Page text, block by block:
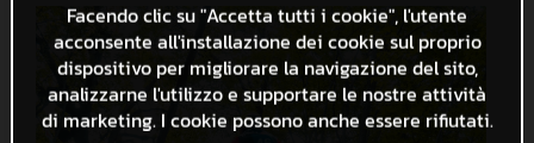
Facendo clic su "Accetta tutti i cookie", l'utente
acconsente all'installazione dei cookie sul proprio
dispositivo per migliorare la navigazione del sito,
analizzarne l'utilizzo e supportare le nostre attività
di marketing. I cookie possono anche essere rifiutati.